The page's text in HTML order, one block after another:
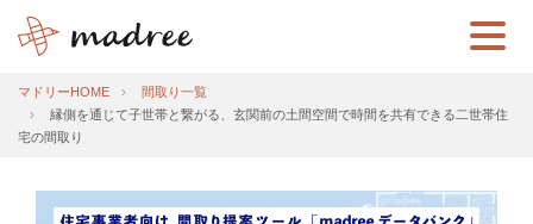
マドリーHOME
間取り一覧
縁側を通じて子世帯と繋がる、玄関前の土間空間で時間を共有できる二世帯住
宅の間取り